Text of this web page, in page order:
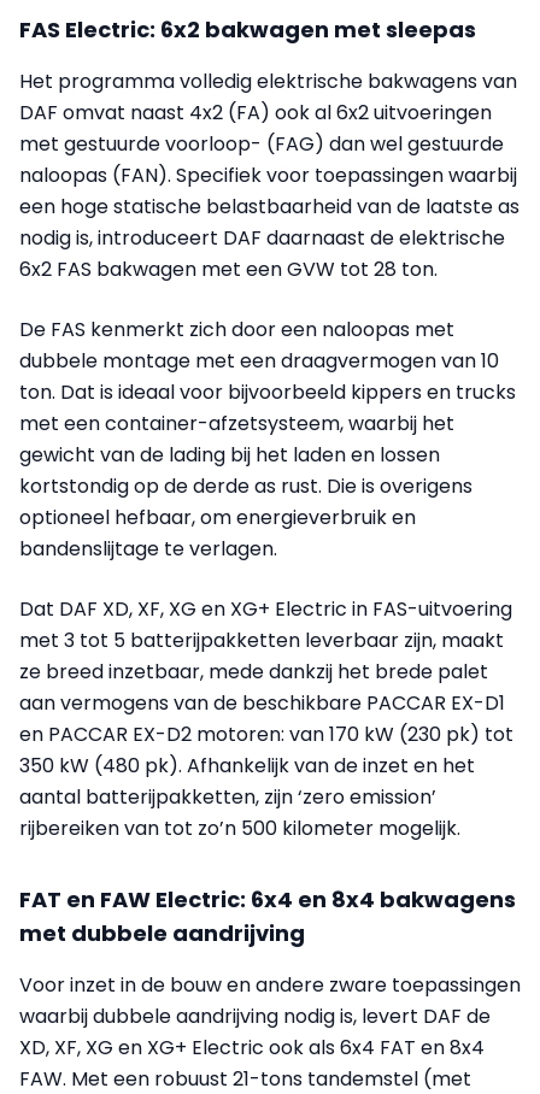
FAS Electric: 6x2 bakwagen met sleepas
Het programma volledig elektrische bakwagens van
DAF omvat naast 4x2 (FA) ook al 6x2 uitvoeringen
met gestuurde voorloop- (FAG) dan wel gestuurde
naloopas (FAN). Specifiek voor toepassingen waarbij
een hoge statische belastbaarheid van de laatste as
nodig is, introduceert DAF daarnaast de elektrische
6x2 FAS bakwagen met een GVW tot 28 ton.
De FAS kenmerkt zich door een naloopas met
dubbele montage met een draagvermogen van 10
ton. Dat is ideaal voor bijvoorbeeld kippers en trucks
met een container-afzetsysteem, waarbij het
gewicht van de lading bij het laden en lossen
kortstondig op de derde as rust. Die is overigens
optioneel hefbaar, om energieverbruik en
bandenslijtage te verlagen.
Dat DAF XD, XF, XG en XG+ Electric in FAS-uitvoering
met 3 tot 5 batterijpakketten leverbaar zijn, maakt
ze breed inzetbaar, mede dankzij het brede palet
aan vermogens van de beschikbare PACCAR EX-D1
en PACCAR EX-D2 motoren: van 170 kW (230 pk) tot
350 kW (480 pk). Afhankelijk van de inzet en het
aantal batterijpakketten, zijn ‘zero emission’
rijbereiken van tot zo’n 500 kilometer mogelijk.
FAT en FAW Electric: 6x4 en 8x4 bakwagens
met dubbele aandrijving
Voor inzet in de bouw en andere zware toepassingen
waarbij dubbele aandrijving nodig is, levert DAF de
XD, XF, XG en XG+ Electric ook als 6x4 FAT en 8x4
FAW. Met een robuust 21-tons tandemstel (met